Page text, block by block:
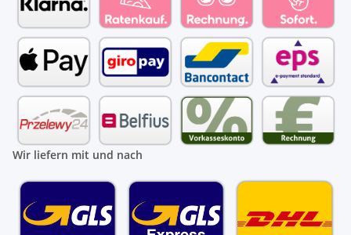
Wir liefern mit und nach